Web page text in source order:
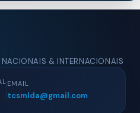
& INTERNACIONAIS
EMAIL
tcsmlda@gmail.com